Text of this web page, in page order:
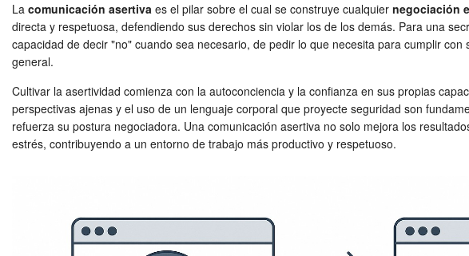
La comunicación asertiva es el pilar sobre el cual se construye cualquier negociación
directa y respetuosa, defendiendo sus derechos sin violar los de los demás. Para una
capacidad de decir "no" cuando sea necesario, de pedir lo que necesita para cumplir
general.
Cultivar la asertividad comienza con la autoconciencia y la confianza en sus propias
perspectivas ajenas y el uso de un lenguaje corporal que proyecte seguridad son
refuerza su postura negociadora. Una comunicación asertiva no solo mejora los
estrés, contribuyendo a un entorno de trabajo más productivo y respetuoso.